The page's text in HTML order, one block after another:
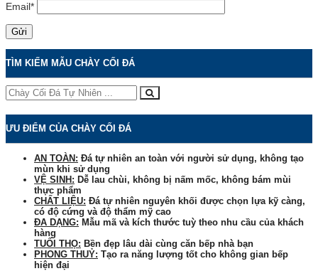
Email*
TÌM KIẾM MẪU CHÀY CỐI ĐÁ
ƯU ĐIỂM CỦA CHÀY CỐI ĐÁ
AN TOÀN: Đá tự nhiên an toàn với người sử dụng, không tạo
mùn khi sử dụng
VỆ SINH: Dễ lau chùi, không bị nấm mốc, không bám mùi
thực phẩm
CHẤT LIỆU: Đá tự nhiên nguyên khối được chọn lựa kỹ càng,
có độ cứng và độ thẩm mỹ cao
ĐA DẠNG: Mẫu mã và kích thước tuỳ theo nhu cầu của khách
hàng
TUỔI THỌ: Bền đẹp lâu dài cùng căn bếp nhà bạn
PHONG THUỶ: Tạo ra năng lượng tốt cho không gian bếp
hiện đại